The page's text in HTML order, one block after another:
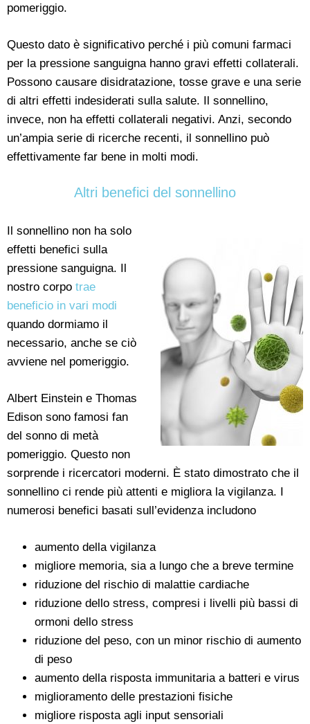
pomeriggio.
Questo dato è significativo perché i più comuni farmaci
per la pressione sanguigna hanno gravi effetti collaterali.
Possono causare disidratazione, tosse grave e una serie
di altri effetti indesiderati sulla salute. Il sonnellino,
invece, non ha effetti collaterali negativi. Anzi, secondo
un’ampia serie di ricerche recenti, il sonnellino può
effettivamente far bene in molti modi.
Altri benefici del sonnellino
Il sonnellino non ha solo
effetti benefici sulla
pressione sanguigna. Il
nostro corpo trae
beneficio in vari modi
quando dormiamo il
necessario, anche se ciò
avviene nel pomeriggio.
Albert Einstein e Thomas
Edison sono famosi fan
del sonno di metà
pomeriggio. Questo non
sorprende i ricercatori moderni. È stato dimostrato che il
sonnellino ci rende più attenti e migliora la vigilanza. I
numerosi benefici basati sull’evidenza includono
aumento della vigilanza
migliore memoria, sia a lungo che a breve termine
riduzione del rischio di malattie cardiache
riduzione dello stress, compresi i livelli più bassi di
ormoni dello stress
riduzione del peso, con un minor rischio di aumento
di peso
aumento della risposta immunitaria a batteri e virus
miglioramento delle prestazioni fisiche
migliore risposta agli input sensoriali